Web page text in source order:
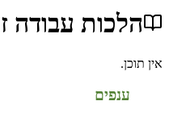
עבודה זרה